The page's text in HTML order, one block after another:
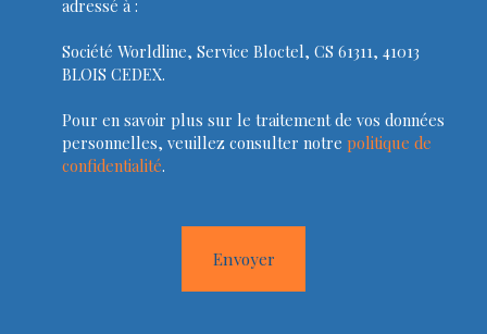
adressé à :
Société Worldline, Service Bloctel, CS 61311, 41013
BLOIS CEDEX.
Pour en savoir plus sur le traitement de vos données
personnelles, veuillez consulter notre politique de
confidentialité.
Envoyer